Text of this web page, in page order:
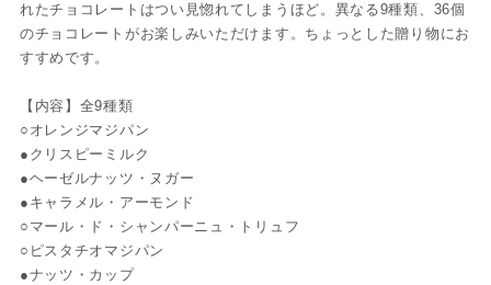
れたチョコレートはつい見惚れてしまうほど。異なる9種類、36個
のチョコレートがお楽しみいただけます。ちょっとした贈り物にお
すすめです。
【内容】全9種類
○オレンジマジパン
●クリスピーミルク
●ヘーゼルナッツ・ヌガー
●キャラメル・アーモンド
○マール・ド・シャンパーニュ・トリュフ
○ピスタチオマジパン
●ナッツ・カップ